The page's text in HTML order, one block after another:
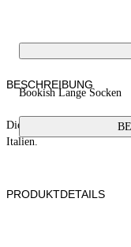
Bookish Lange Socken
BESCHREIBUNG
Diese langen Socken aus
Italien.
PRODUKTDETAILS